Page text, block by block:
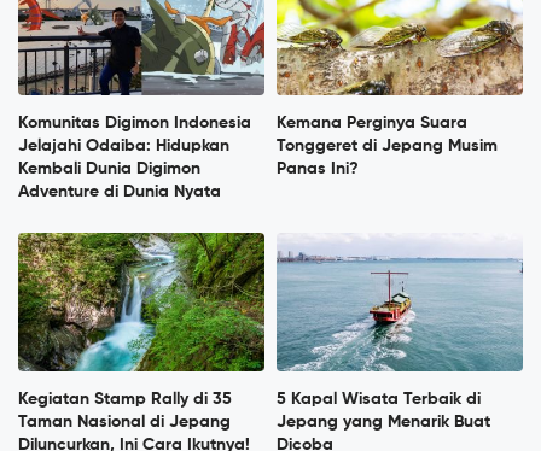
Komunitas Digimon Indonesia
Jelajahi Odaiba: Hidupkan
Kembali Dunia Digimon
Adventure di Dunia Nyata
Kemana Perginya Suara
Tonggeret di Jepang Musim
Panas Ini?
Kegiatan Stamp Rally di 35
Taman Nasional di Jepang
Diluncurkan, Ini Cara Ikutnya!
5 Kapal Wisata Terbaik di
Jepang yang Menarik Buat
Dicoba